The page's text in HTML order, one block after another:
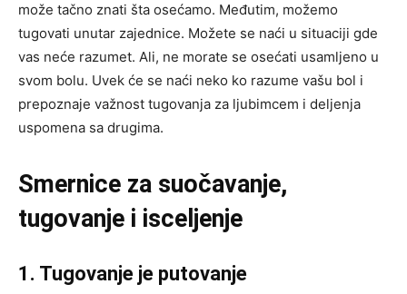
može tačno znati šta osećamo. Međutim, možemo
tugovati unutar zajednice. Možete se naći u situaciji gde
vas neće razumet. Ali, ne morate se osećati usamljeno u
svom bolu. Uvek će se naći neko ko razume vašu bol i
prepoznaje važnost tugovanja za ljubimcem i deljenja
uspomena sa drugima.
Smernice za suočavanje,
tugovanje i isceljenje
1. Tugovanje je putovanje